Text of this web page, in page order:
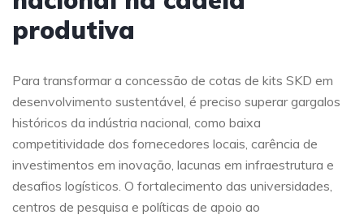
produtiva
Para transformar a concessão de cotas de kits SKD em
desenvolvimento sustentável, é preciso superar gargalos
históricos da indústria nacional, como baixa
competitividade dos fornecedores locais, carência de
investimentos em inovação, lacunas em infraestrutura e
desafios logísticos. O fortalecimento das universidades,
centros de pesquisa e políticas de apoio ao